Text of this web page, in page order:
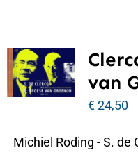
van
€24,50
Michiel Roding - S. de